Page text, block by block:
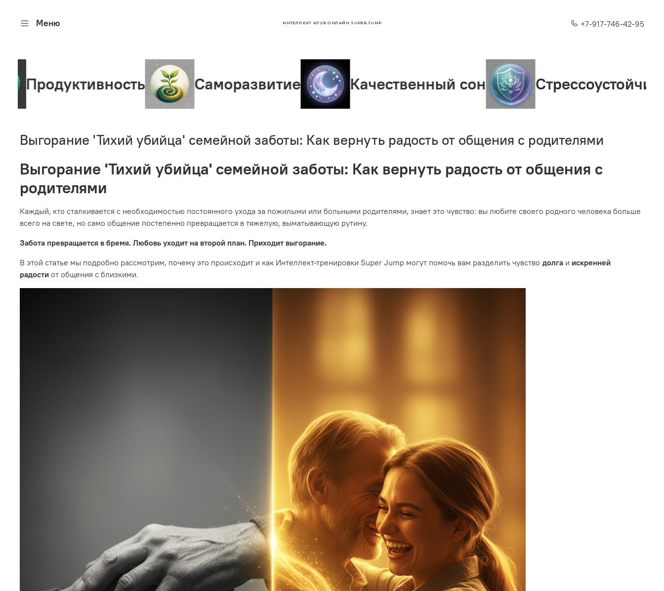
Меню ИНТЕЛЛЕКТ КЛУБ ОНЛАЙН SUPER JUMP +7-917-746-42-95
Саморазвитие Качественный сон Стрессоустойчивость
Выгорание 'Тихий убийца' семейной заботы: Как вернуть радость от общения с родителями
Выгорание 'Тихий убийца' семейной заботы: Как вернуть радость от общения с
родителями
Каждый, кто сталкивается с необходимостью постоянного ухода за пожилыми или больными родителями, знает это чувство: вы любите своего родного человека больше
всего на свете, но само общение постепенно превращается в тяжелую, выматывающую рутину.
Забота превращается в бремя. Любовь уходит на второй план. Приходит выгорание.
В этой статье мы подробно рассмотрим, почему это происходит и как Интеллект-тренировки Super Jump могут помочь вам разделить чувство долга и искренней
радости от общения с близкими.